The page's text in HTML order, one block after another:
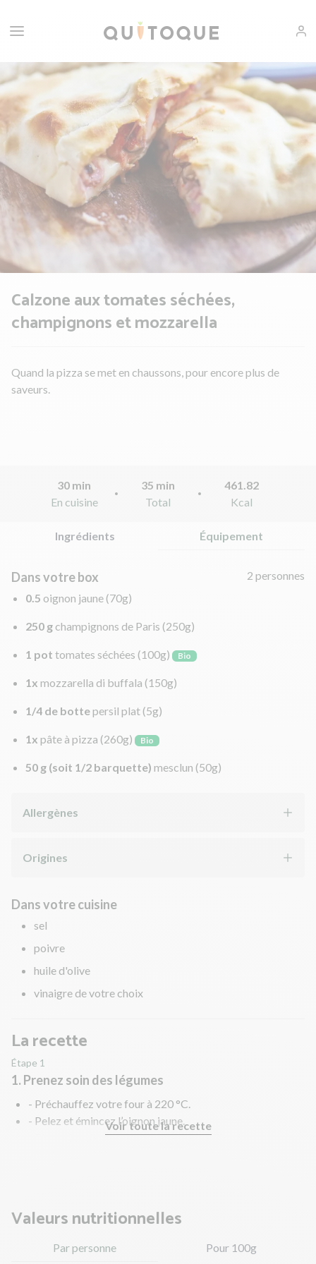
Calzone aux tomates séchées,
champignons et mozzarella
Quand la pizza se met en chaussons, pour encore plus de
saveurs.
30 min
En cuisine
35 min
Total
461.82
Kcal
Ingrédients Équipement
Dans votre box
2 personnes
0.5 oignon jaune (70g)
250 g champignons de Paris (250g)
1 pot tomates séchées (100g) Bio
1x mozzarella di buffala (150g)
1/4 de bottepersil plat (5g)
1x pâte à pizza (260g) Bio
50 g (soit 1/2 barquette) mesclun (50g)
Allergènes
Origines
Dans votre cuisine
sel
poivre
huile d'olive
vinaigre de votre choix
La recette
Étape 1
1. Prenez soin des légumes
- Préchauffez votre four à 220 °C.
- Pelez et émincez l’oignon jaune.
- Rincez les champignons de Paris et taillez-les en
Voir toute la recette
Valeurs nutritionnelles
Par personne Pour 100g